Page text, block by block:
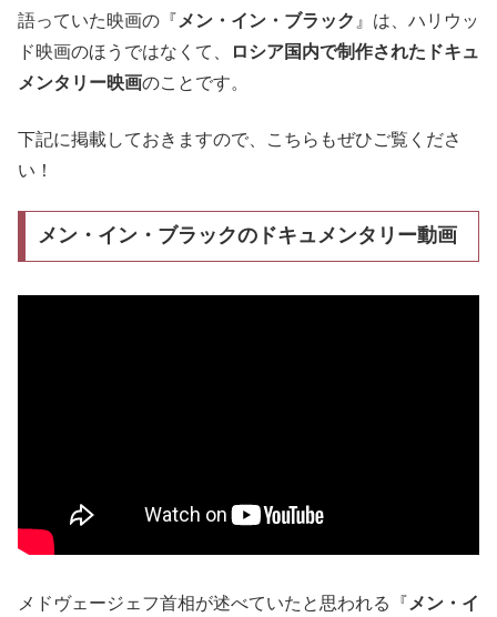
語っていた映画の『 メン・イン・ブラック 』は、ハリウッ
ド映画のほうではなくて、
ロシア国内で制作されたドキュ
メンタリー映画のことです。
下記に掲載しておきますので、こちらもぜひご覧くださ
い！
メン・イン・ブラックのドキュメンタリー動画
メドヴェージェフ首相が述べていたと思われる『 メン・イ